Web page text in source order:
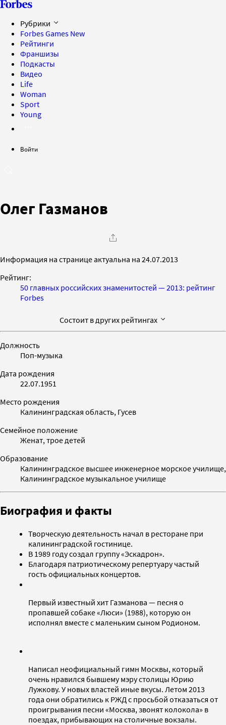
Рубрики
Forbes Games New
Рейтинги
Франшизы
Подкасты
Видео
Life
Woman
Sport
Young
Войти
Олег Газманов
Информация на странице актуальна на 24.07.2013
Рейтинг:
50 главных российских знаменитостей — 2013: рейтинг
Forbes
Состоит в других рейтингах
Должность
Поп-музыка
Дата рождения
22.07.1951
Место рождения
Калининградская область, Гусев
Семейное положение
Женат, трое детей
Образование
Калининградское высшее инженерное морское училище,
Калининградское музыкальное училище
Биография и факты
Творческую деятельность начал в ресторане при
калининградской гостинице.
В 1989 году создал группу «Эскадрон».
Благодаря патриотическому репертуару частый
гость официальных концертов.
Первый известный хит Газманова — песня о
пропавшей собаке «Люси» (1988), которую он
исполнял вместе с маленьким сыном Родионом.
Написал неофициальный гимн Москвы, который
очень нравился бывшему мэру столицы Юрию
Лужкову. У новых властей иные вкусы. Летом 2013
года они обратились к РЖД с просьбой отказаться от
проигрывания песни «Москва, звонят колокола» в
поездах, прибывающих на столичные вокзалы.